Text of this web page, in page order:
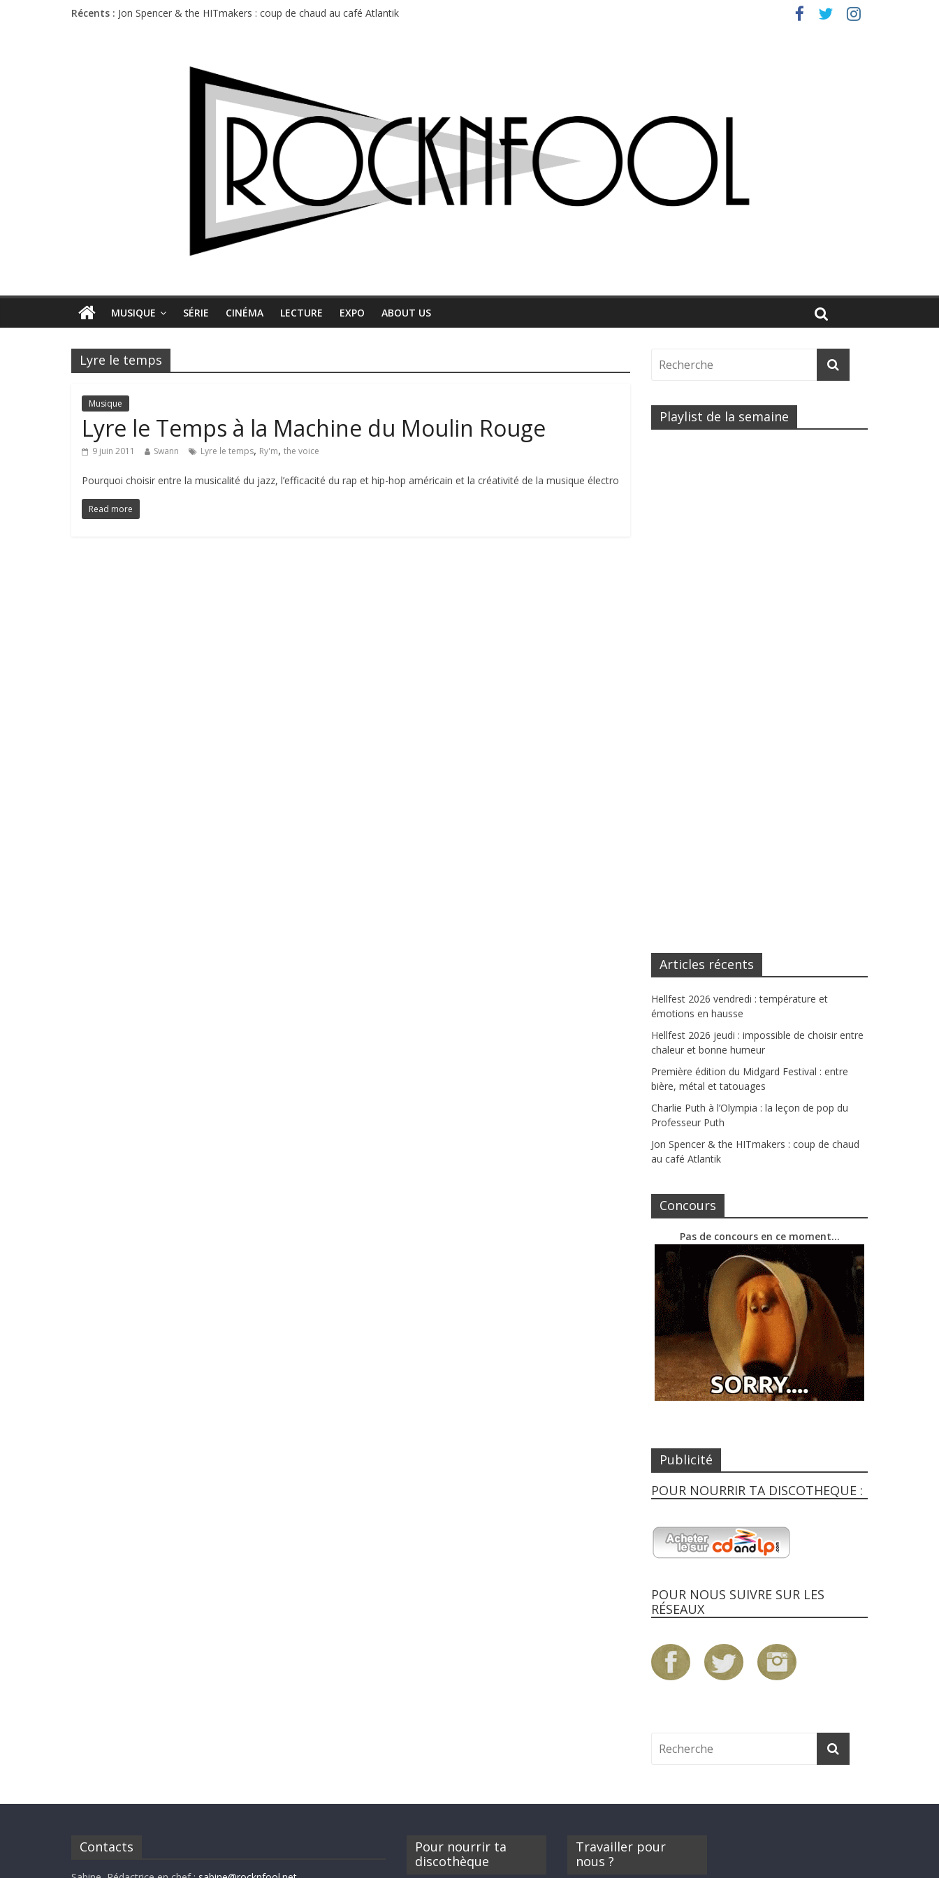
Récents : Jon Spencer & the HITmakers : coup de chaud au café Atlantik
Charlie Puth à l’Olympia : la leçon de pop du Professeur Puth
MUSIQUE SÉRIE CINÉMA LECTURE EXPO ABOUT US
Lyre le temps
Musique
Lyre le Temps à la Machine du Moulin Rouge
9 juin 2011 Swann Lyre le temps, Ry'm, the voice
Pourquoi choisir entre la musicalité du jazz, l’efficacité du rap et hip-hop américain et la créativité de la musique électro
Read more
Playlist de la semaine
Articles récents
Hellfest 2026 vendredi : température et
émotions en hausse
Hellfest 2026 jeudi : impossible de choisir entre
chaleur et bonne humeur
Première édition du Midgard Festival : entre
bière, métal et tatouages
Charlie Puth à l’Olympia : la leçon de pop du
Professeur Puth
Jon Spencer & the HITmakers : coup de chaud
au café Atlantik
Concours
Pas de concours en ce moment…
Publicité
POUR NOURRIR TA DISCOTHEQUE :
POUR NOUS SUIVRE SUR LES
RÉSEAUX
Contacts
Pour nourrir ta
discothèque
Travailler pour
nous ?